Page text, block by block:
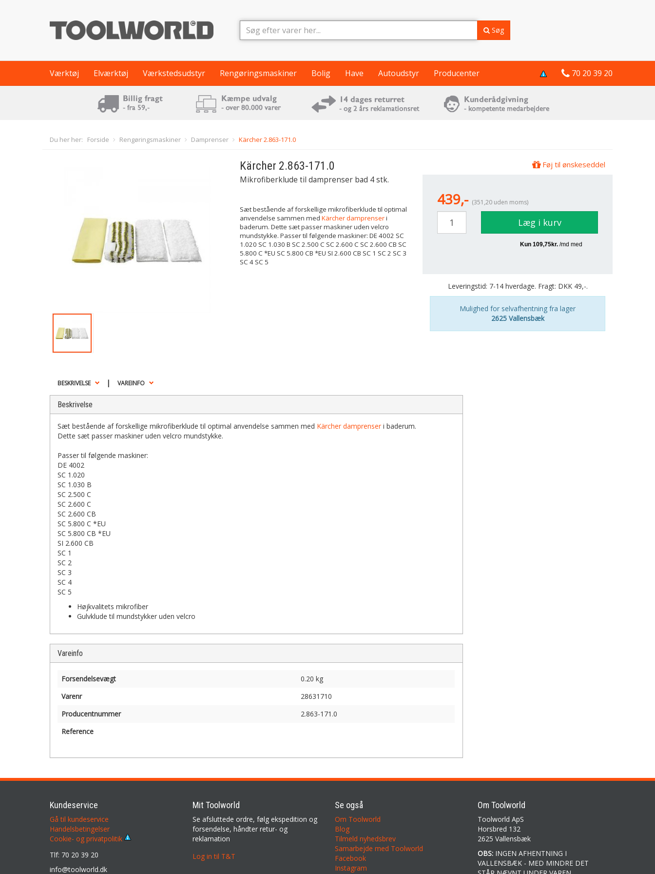
Søg
Værktøj Elværktøj Værkstedsudstyr Rengøringsmaskiner Bolig Have Autoudstyr Producenter 70 20 39 20
Du her her: Forside Rengøringsmaskiner Damprenser Kärcher 2.863-171.0
Kärcher 2.863-171.0
Mikrofiberklude til damprenser bad 4 stk.
Sæt bestående af forskellige mikrofiberklude til optimal
anvendelse sammen med Kärcher damprenseri
baderum. Dette sæt passer maskiner uden velcro
mundstykke. Passer til følgende maskiner: DE 4002 SC
1.020 SC 1.030 B SC 2.500 C SC 2.600 C SC 2.600 CB SC
5.800 C *EU SC 5.800 CB *EU SI 2.600 CB SC 1 SC 2 SC 3
SC 4 SC 5
Føj til ønskeseddel
439,- (351,20 uden moms)
Læg i kurv
Leveringstid: 7-14 hverdage. Fragt: DKK 49,-.
Mulighed for selvafhentning fra lager
2625 Vallensbæk
BESKRIVELSE | VAREINFO
Beskrivelse
Sæt bestående af forskellige mikrofiberklude til optimal anvendelse sammen med Kärcher damprenser i baderum.
Dette sæt passer maskiner uden velcro mundstykke.
Passer til følgende maskiner:
DE 4002
SC 1.020
SC 1.030 B
SC 2.500 C
SC 2.600 C
SC 2.600 CB
SC 5.800 C *EU
SC 5.800 CB *EU
SI 2.600 CB
SC 1
SC 2
SC 3
SC 4
SC 5
Højkvalitets mikrofiber
Gulvklude til mundstykker uden velcro
Vareinfo
Forsendelsevægt
0.20 kg
Varenr
28631710
Producentnummer
2.863-171.0
Reference
Kundeservice
Gå til kundeservice
Handelsbetingelser
Cookie- og privatpolitik
Tlf: 70 20 39 20
info@toolworld.dk
Mit Toolworld
Se afsluttede ordre, følg ekspedition og
forsendelse, håndter retur- og
reklamation
Log in til T&T
Se også
Om Toolworld
Blog
Tilmeld nyhedsbrev
Samarbejde med Toolworld
Facebook
Instagram
Om Toolworld
Toolworld ApS
Horsbred 132
2625 Vallensbæk
OBS:INGEN AFHENTNING I
VALLENSBÆK - MED MINDRE DET